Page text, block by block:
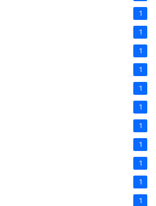
1
1
1
1
1
1
1
1
1
1
1